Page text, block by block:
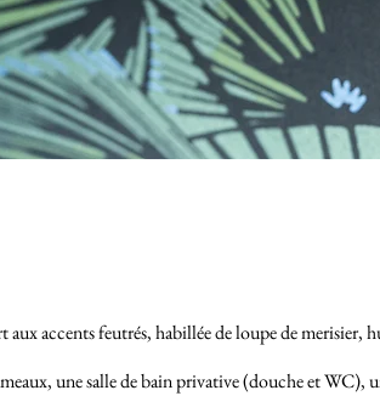
accents feutrés, habillée de loupe de merisier,
une salle de bain privative (douche et WC),